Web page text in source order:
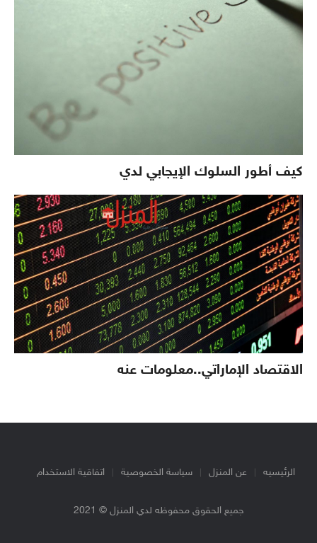
كيف أطور السلوك الإيجابي لدي
الاقتصاد الإماراتي..معلومات عنه
الرئيسيه عن المنزل سياسة الخصوصية اتفاقية الاستخدام
جميع الحقوق محفوظه لدي المنزل © 2021